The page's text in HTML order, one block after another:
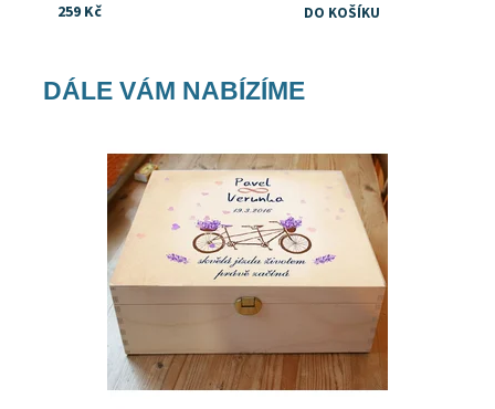
259 Kč
DÁLE VÁM NABÍZÍME